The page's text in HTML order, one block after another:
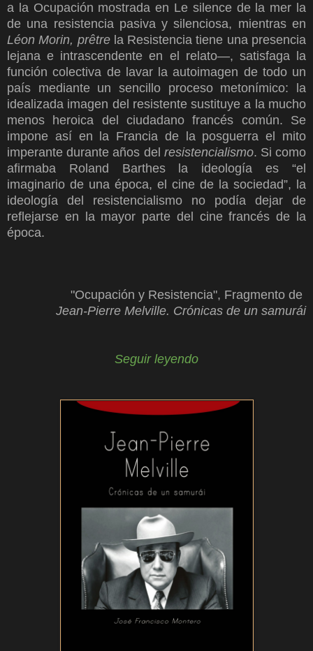
a la Ocupación mostrada en Le silence de la mer la
de una resistencia pasiva y silenciosa, mientras en
Léon Morin, prêtrela Resistencia tiene una presencia
lejana e intrascendente en el relato—, satisfaga la
función colectiva de lavar la autoimagen de todo un
país mediante un sencillo proceso metonímico: la
idealizada imagen del resistente sustituye a la mucho
menos heroica del ciudadano francés común. Se
impone así en la Francia de la posguerra el mito
imperante durante años del resistencialismo. Si como
afirmaba Roland Barthes la ideología es “el
imaginario de una época, el cine de la sociedad”, la
ideología del resistencialismo no podía dejar de
reflejarse en la mayor parte del cine francés de la
época.
"Ocupación y Resistencia", Fragmento de
Jean-Pierre Melville. Crónicas de un samurái
Seguir leyendo